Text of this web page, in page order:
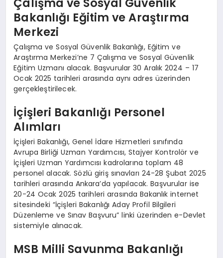
Bakanlığı Eğitim ve Araştırma
Merkezi
Çalışma ve Sosyal Güvenlik Bakanlığı, Eğitim ve
Araştırma Merkezi’ne 7 Çalışma ve Sosyal Güvenlik
Eğitim Uzmanı alacak. Başvurular 30 Aralık 2024 – 17
Ocak 2025 tarihleri arasında aynı adres üzerinden
gerçekleştirilecek.
İçişleri Bakanlığı Personel
Alımları
İçişleri Bakanlığı, Genel İdare Hizmetleri sınıfında
Avrupa Birliği Uzman Yardımcısı, Stajyer Kontrolör ve
İçişleri Uzman Yardımcısı kadrolarına toplam 48
personel alacak. Sözlü giriş sınavları 24-28 Şubat 2025
tarihleri arasında Ankara’da yapılacak. Başvurular ise
20-24 Ocak 2025 tarihleri arasında Bakanlık internet
sitesindeki “İçişleri Bakanlığı Aday Profil Bilgileri
Düzenleme ve Sınav Başvuru” linki üzerinden e-Devlet
sistemiyle alınacak.
MSB Milli Savunma Bakanlığı